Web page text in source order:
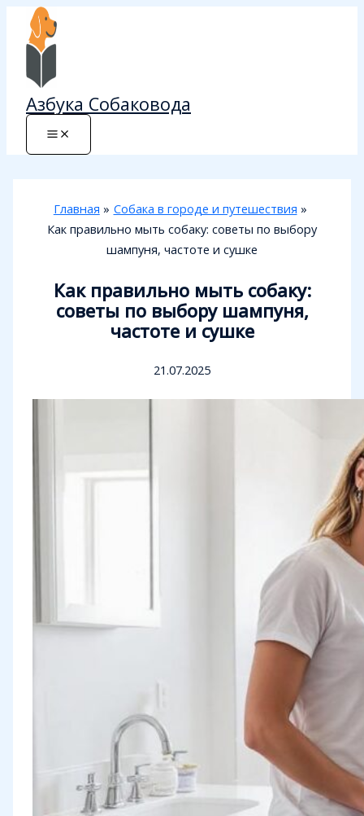
Перейти
содержимому
Азбука Собаковода
Главная
Собака в городе и путешествия
Как правильно мыть собаку: советы по выбору
шампуня, частоте и сушке
Как правильно мыть собаку:
советы по выбору шампуня,
частоте и сушке
21.07.2025